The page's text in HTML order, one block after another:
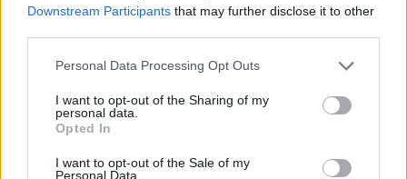
Downstream Participants that may further disclose it to other
Personal Data Processing Opt Outs
I want to opt-out of the Sharing of my
personal data.
Opted In
I want to opt-out of the Sale of my
Personal Data.